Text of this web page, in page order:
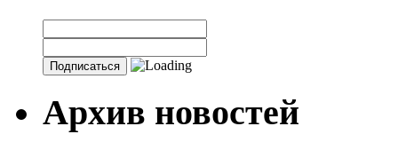
Архив новостей